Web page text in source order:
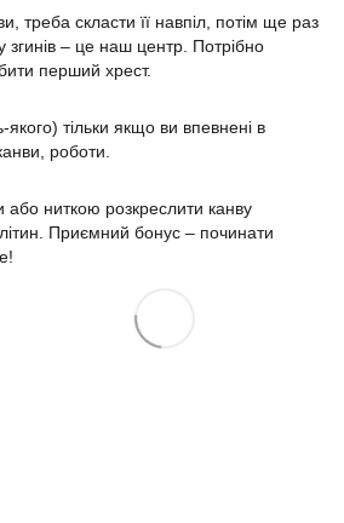
треба скласти її навпіл, потім ще раз
згинів – це наш центр. Потрібно
перший хрест.
тільки якщо ви впевнені в
роботи.
ниткою розкреслити канву
Приємний бонус – починати